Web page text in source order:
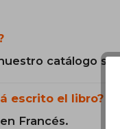
catálogo
escrito el libro?
Francés.